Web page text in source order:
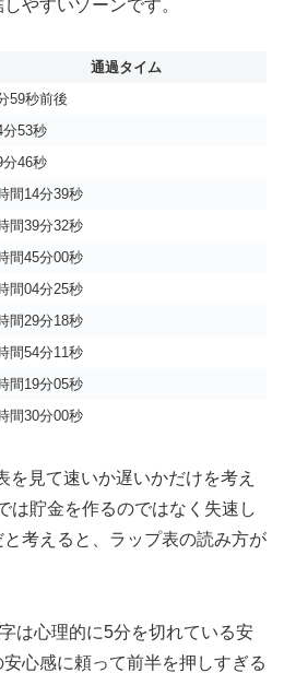
やすいゾーンです。
通過タイム
59秒前後
分53秒
分46秒
間14分39秒
間39分32秒
間45分00秒
間04分25秒
間29分18秒
間54分11秒
間19分05秒
間30分00秒
を見て速いか遅いかだけを考え
は貯金を作るのではなく失速し
考えると、ラップ表の読み方が
は心理的に5分を切れている安
心感に頼って前半を押しすぎる